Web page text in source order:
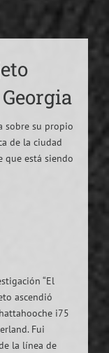
sobre su propio
de la ciudad
que está siendo
“El
ascendió
i75
Fui
la línea de